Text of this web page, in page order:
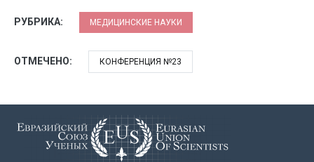
РУБРИКА: МЕДИЦИНСКИЕ НАУКИ
ОТМЕЧЕНО: КОНФЕРЕНЦИЯ №23